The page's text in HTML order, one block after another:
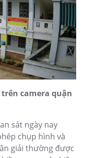
camera quận
sát ngày nay
chụp hình và
giải thường được